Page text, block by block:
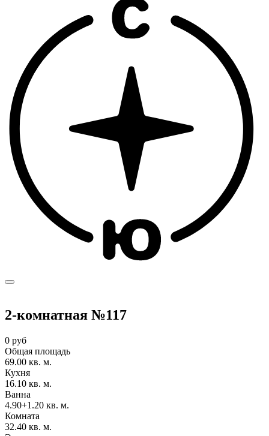
2-комнатная №117
0 руб
Общая площадь
69.00 кв. м.
Кухня
16.10 кв. м.
Ванна
4.90+1.20 кв. м.
Комната
32.40 кв. м.